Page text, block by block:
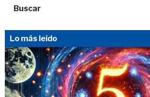
Buscar
Lo más leído